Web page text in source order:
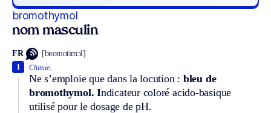
bromothymol
nom masculin
FR [bʀomotimɔl]
Chimie.
Ne s’emploie que dans la locution : bleu de
bromothymol. Indicateur coloré acido-basique
utilisé pour le dosage de pH.
1